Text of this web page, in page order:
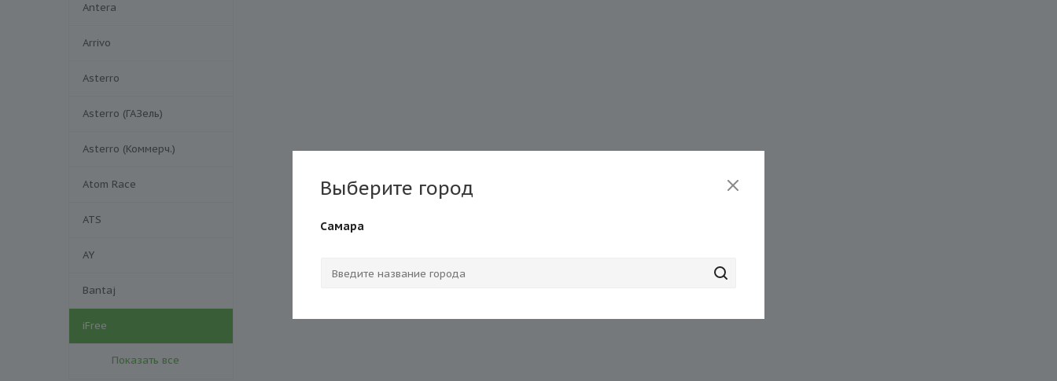
Antera
Arrivo
Asterro
Asterro (ГАЗель)
Asterro (Коммерч.)
Atom Race
ATS
AY
Bantaj
iFree
Показать все
Выберите город
Самара